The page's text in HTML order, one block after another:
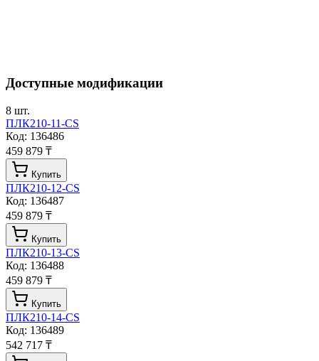
Доступные модификации
8 шт.
ПЛК210-11-CS
Код: 136486
459 879 ₸
Купить
ПЛК210-12-CS
Код: 136487
459 879 ₸
Купить
ПЛК210-13-CS
Код: 136488
459 879 ₸
Купить
ПЛК210-14-CS
Код: 136489
542 717 ₸